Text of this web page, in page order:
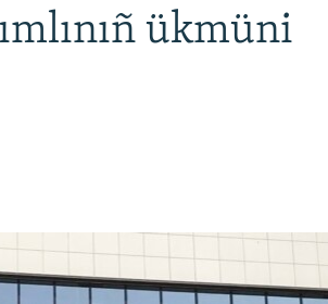
ükmüni